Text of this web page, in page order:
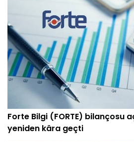
Forte Bilgi (FORTE) bilançosu
yeniden kâra geçti